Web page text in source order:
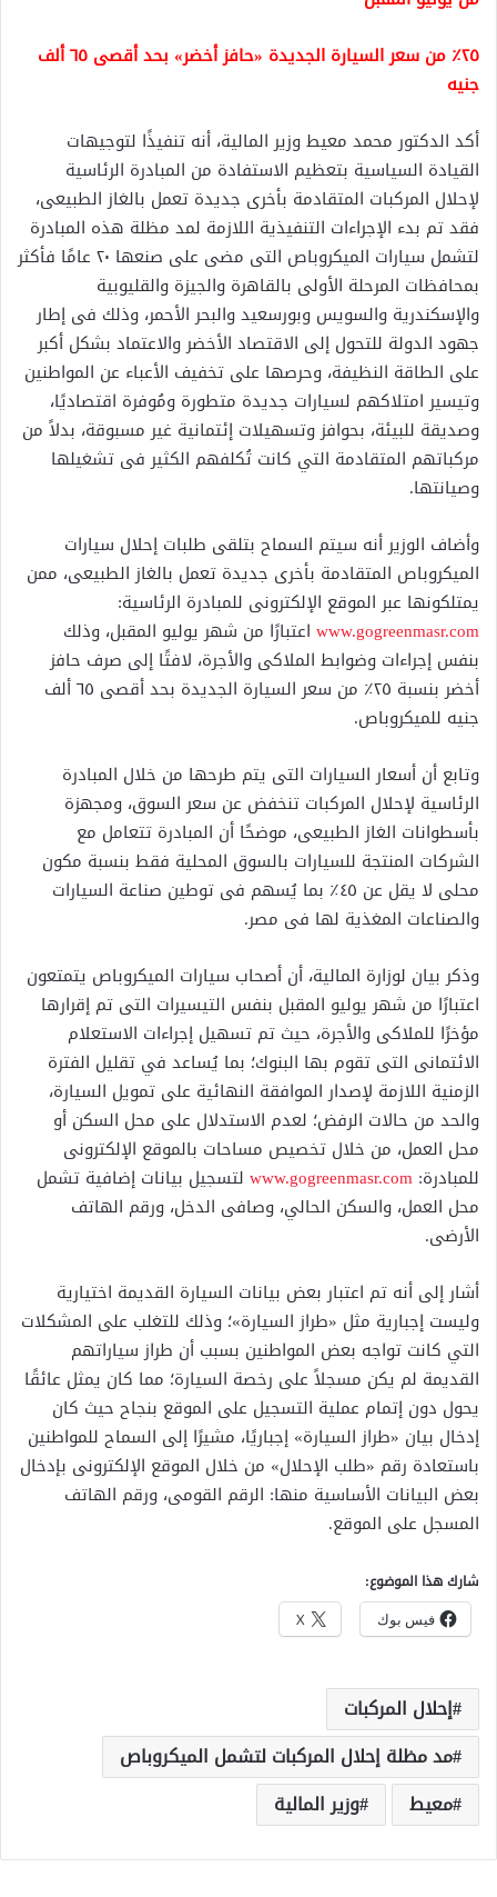
٢٥٪ من سعر السيارة الجديدة «حافز أخضر» بحد أقصى ٦٥ ألف
جنيه
أكد الدكتور محمد معيط وزير المالية، أنه تنفيذًا لتوجيهات
القيادة السياسية بتعظيم الاستفادة من المبادرة الرئاسية
لإحلال المركبات المتقادمة بأخرى جديدة تعمل بالغاز الطبيعى،
فقد تم بدء الإجراءات التنفيذية اللازمة لمد مظلة هذه المبادرة
لتشمل سيارات الميكروباص التى مضى على صنعها ٢٠ عامًا فأكثر
بمحافظات المرحلة الأولى بالقاهرة والجيزة والقليوبية
والإسكندرية والسويس وبورسعيد والبحر الأحمر، وذلك فى إطار
جهود الدولة للتحول إلى الاقتصاد الأخضر والاعتماد بشكل أكبر
على الطاقة النظيفة، وحرصها على تخفيف الأعباء عن المواطنين
وتيسير امتلاكهم لسيارات جديدة متطورة ومُوفرة اقتصاديًا،
وصديقة للبيئة، بحوافز وتسهيلات إئتمانية غير مسبوقة، بدلاً من
مركباتهم المتقادمة التي كانت تُكلفهم الكثير فى تشغيلها
وصيانتها.
وأضاف الوزير أنه سيتم السماح بتلقى طلبات إحلال سيارات
الميكروباص المتقادمة بأخرى جديدة تعمل بالغاز الطبيعى، ممن
يمتلكونها عبر الموقع الإلكترونى للمبادرة الرئاسية:
www.gogreenmasr.com اعتبارًا من شهر يوليو المقبل، وذلك
بنفس إجراءات وضوابط الملاكى والأجرة، لافتًا إلى صرف حافز
أخضر بنسبة ٢٥٪ من سعر السيارة الجديدة بحد أقصى ٦٥ ألف
جنيه للميكروباص.
وتابع أن أسعار السيارات التى يتم طرحها من خلال المبادرة
الرئاسية لإحلال المركبات تنخفض عن سعر السوق، ومجهزة
بأسطوانات الغاز الطبيعى، موضحًا أن المبادرة تتعامل مع
الشركات المنتجة للسيارات بالسوق المحلية فقط بنسبة مكون
محلى لا يقل عن ٤٥٪ بما يُسهم فى توطين صناعة السيارات
والصناعات المغذية لها فى مصر.
وذكر بيان لوزارة المالية، أن أصحاب سيارات الميكروباص يتمتعون
اعتبارًا من شهر يوليو المقبل بنفس التيسيرات التى تم إقرارها
مؤخرًا للملاكى والأجرة، حيث تم تسهيل إجراءات الاستعلام
الائتمانى التى تقوم بها البنوك؛ بما يُساعد في تقليل الفترة
الزمنية اللازمة لإصدار الموافقة النهائية على تمويل السيارة،
والحد من حالات الرفض؛ لعدم الاستدلال على محل السكن أو
محل العمل، من خلال تخصيص مساحات بالموقع الإلكترونى
للمبادرة: www.gogreenmasr.com لتسجيل بيانات إضافية تشمل
محل العمل، والسكن الحالي، وصافى الدخل، ورقم الهاتف
الأرضى.
أشار إلى أنه تم اعتبار بعض بيانات السيارة القديمة اختيارية
وليست إجبارية مثل «طراز السيارة»؛ وذلك للتغلب على المشكلات
التي كانت تواجه بعض المواطنين بسبب أن طراز سياراتهم
القديمة لم يكن مسجلاً على رخصة السيارة؛ مما كان يمثل عائقًا
يحول دون إتمام عملية التسجيل على الموقع بنجاح حيث كان
إدخال بيان «طراز السيارة» إجباريًا، مشيرًا إلى السماح للمواطنين
باستعادة رقم «طلب الإحلال» من خلال الموقع الإلكترونى بإدخال
بعض البيانات الأساسية منها: الرقم القومى، ورقم الهاتف
المسجل على الموقع.
شارك هذا الموضوع:
فيس بوك X
إحلال المركبات
مد مظلة إحلال المركبات لتشمل الميكروباص
معيط
وزير المالية